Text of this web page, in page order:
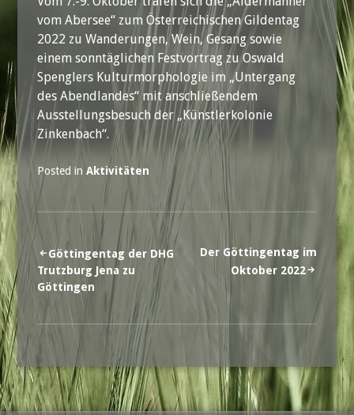
vom Abersee“ zum Österreichischen Gildentag
2022 zu Wanderungen, Wein, Gesang sowie
einem sonntäglichen Festvortrag zu Oswald
Spenglers Kulturmorphologie im „Untergang
des Abendlandes“ mit anschließendem
Ausstellungsbesuch der „Künstlerkolonie
Zinkenbach“.
Posted in Aktivitäten
Beitrags-
Navigation
Göttingentag der DHG
Trutzburg Jena zu
Göttingen
Der Göttingentag im
Oktober 2022